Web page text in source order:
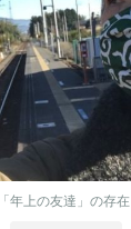
年上の友達」の存在